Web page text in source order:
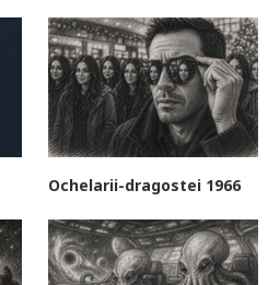
Ochelarii-dragostei 1966